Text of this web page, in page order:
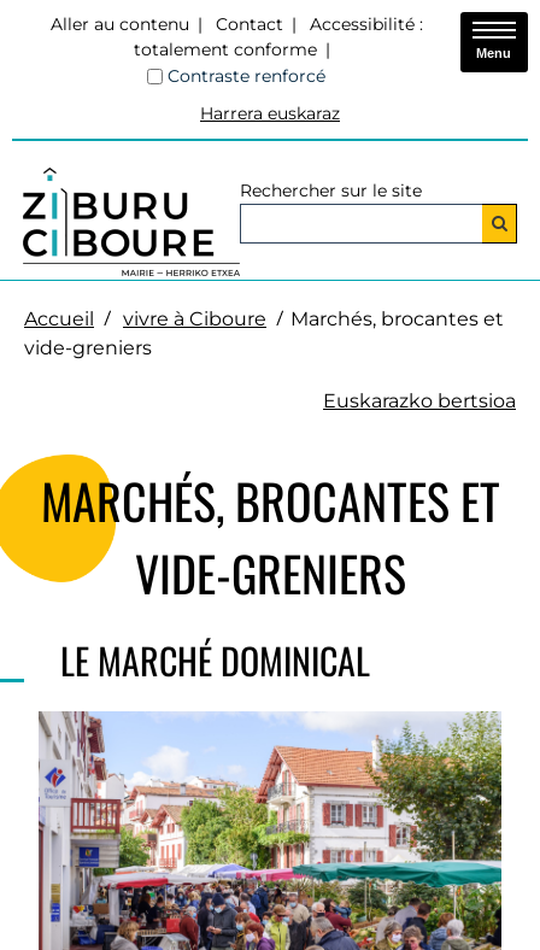
Aller au contenu Contact
Accessibilité :
totalement conforme
Contraste renforcé
Harrera euskaraz
Rechercher sur le site
Menu
Accueil vivre à Ciboure
Marchés, brocantes et
vide-greniers
Euskarazko bertsioa
MARCHÉS, BROCANTES ET
VIDE-GRENIERS
LE MARCHÉ DOMINICAL